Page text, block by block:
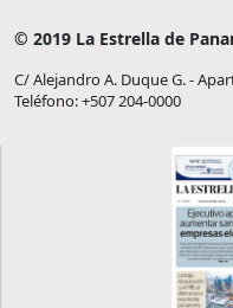
© 2019 La Estrella de
C/ Alejandro A. Duque G. -
Teléfono: +507 204-0000